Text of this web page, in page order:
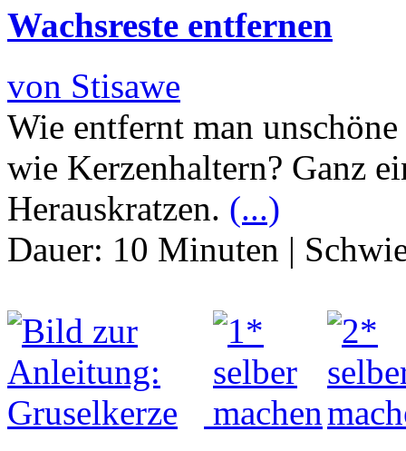
Wachsreste entfernen
von Stisawe
Wie entfernt man
wie Kerzenhaltern? Ganz
Herauskratzen. (...)
Dauer: 10 Minuten |